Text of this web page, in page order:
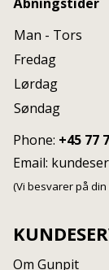
Man - Tors
Fredag
Lørdag
Søndag
Phone: +45 77
Email:
(Vi besvarer på
Om Gunpit